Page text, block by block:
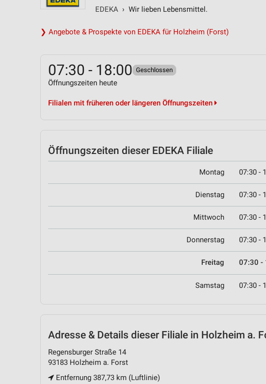
EDEKA › Wir lieben Lebensmittel.
❯ Angebote & Prospekte von EDEKA für Holzheim (Forst)
07:30 - 18:00 Geschlossen
Öffnungszeiten heute
Filialen mit früheren oder längeren Öffnungszeiten
Öffnungszeiten dieser EDEKA Filiale
Montag 07:30 -
Dienstag 07:30 -
Mittwoch 07:30 -
Donnerstag 07:30 -
Freitag 07:30 -
Samstag 07:30 -
Adresse & Details dieser Filiale in Holzheim a.
Regensburger Straße 14
93183 Holzheim a. Forst
Entfernung 387,73 km (Luftlinie)